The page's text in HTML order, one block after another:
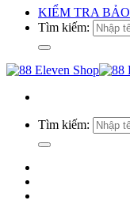
KIỂM TRA
Tìm kiếm:
Tìm kiếm: